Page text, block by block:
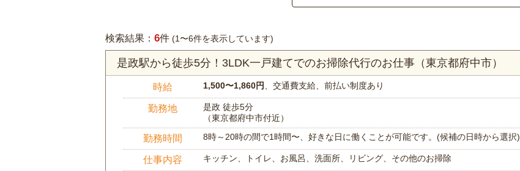
検索結果： 6件 (1〜6件を表示しています)
是政駅から徒歩5分！3LDK一戸建てでのお掃除代行のお仕事（東京都府中市）
時給 1,500〜1,860円 、交通費支給、前払い制度あり
勤務地
是政 徒歩5分
（東京都府中市付近）
勤務時間 8時～20時の間で1時間〜、好きな日に働くことが可能です。(候補の日時から選択)
仕事内容 キッチン、トイレ、お風呂、洗面所、リビング、その他のお掃除